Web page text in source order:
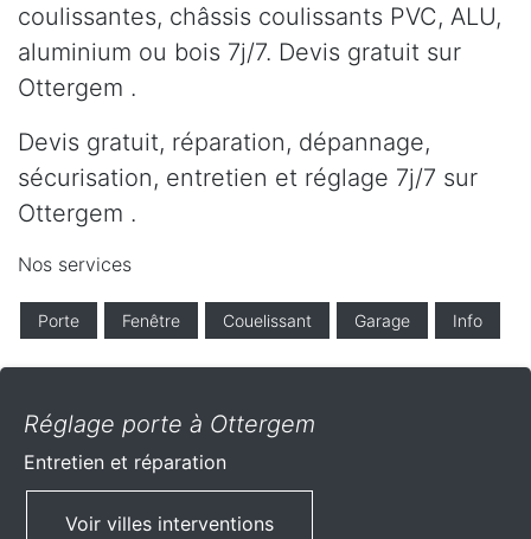
coulissantes, châssis coulissants PVC, ALU,
aluminium ou bois 7j/7. Devis gratuit sur
Ottergem .
Devis gratuit, réparation, dépannage,
sécurisation, entretien et réglage 7j/7 sur
Ottergem .
Nos services
Porte Fenêtre Couelissant Garage Info
Réglage porte à Ottergem
Entretien et réparation
Voir villes interventions